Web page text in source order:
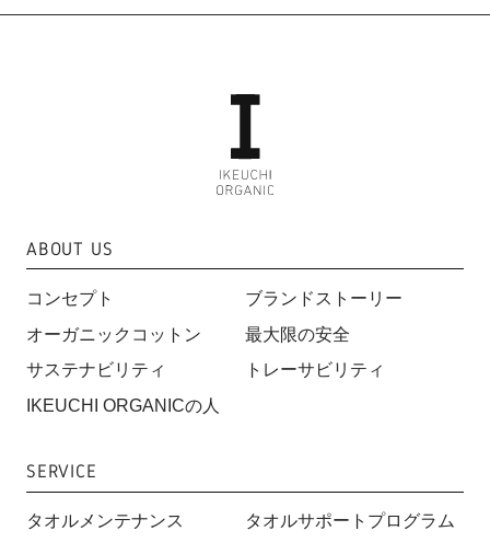
ABOUT US
コンセプト
ブランドストーリー
オーガニックコットン
最大限の安全
サステナビリティ
トレーサビリティ
IKEUCHI ORGANICの人
SERVICE
タオルメンテナンス タオルサポートプログラム